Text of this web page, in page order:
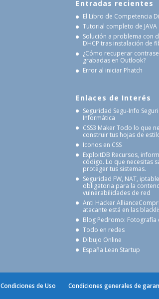
Entradas recientes
El Libro de Competencia
Tutorial completo de
Solución a problema con
DHCP tras instalación de
¿Cómo recuperar
grabadas en Outlook?
Error al iniciar Phatch
Enlaces de Interés
Seguridad Segu-Info
Informática
CSS3 MakerTodo lo que
construir tus hojas de
Iconos en CSS
ExploitDB Recursos,
código. Lo que necesitas
proteger tus sistemas.
Seguridad FW, NAT,
obligatoria para la
vulnerabilidades de red
Anti Hacker Alliance
atacante está en las
Blog Pedromo: Fotografía
Todo en redes
Dibujo Online
España Lean Startup
Condiciones de Uso Condiciones generales de